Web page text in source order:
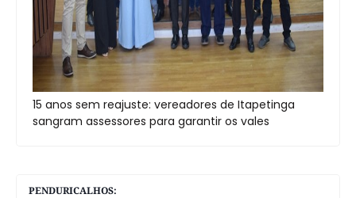
15 anos sem reajuste: vereadores de Itapetinga
sangram assessores para garantir os vales
PENDURICALHOS: